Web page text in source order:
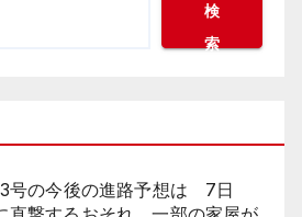
検
索
号の今後の進路予想は 7日